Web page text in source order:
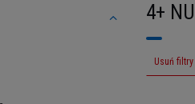
4+
Usuń filtry